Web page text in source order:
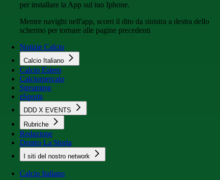
per installare la App sul tuo Iphone.
Mentre navighi nell'app, scorri il dito da sinistra a destra dello
schermo per tornare alle pagine precedenti
Notizie Calcio
Calcio Italiano
Calcio Estero
Calciomercato
Streaming
eSports
DDD X EVENTS
Rubriche
Redazione
Dentro La Storia
I siti del nostro network
Calcio Italiano